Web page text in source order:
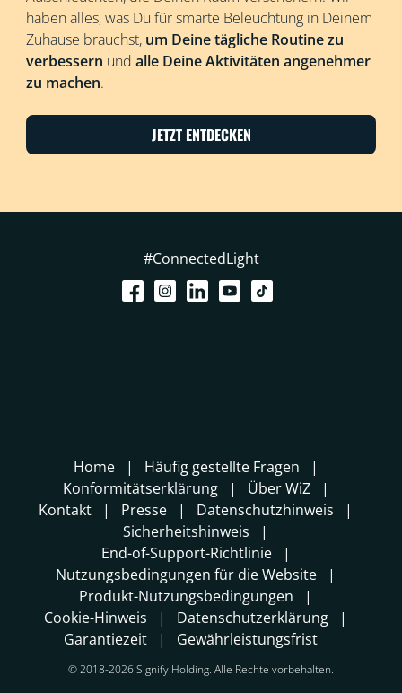
haben alles, was Du für smarte Beleuchtung in Deinem
Zuhause brauchst,um Deine tägliche Routine zu
verbessern und alle Deine Aktivitäten angenehmer
zu machen.
JETZT ENTDECKEN
#ConnectedLight
Home
Häufig gestellte Fragen
Konformitätserklärung
Über WiZ
Kontakt
Presse
Datenschutzhinweis
Sicherheitshinweis
End-of-Support-Richtlinie
Nutzungsbedingungen für die Website
Produkt-Nutzungsbedingungen
Cookie-Hinweis
Datenschutzerklärung
Garantiezeit
Gewährleistungsfrist
© 2018-2026 Signify Holding. Alle Rechte vorbehalten.